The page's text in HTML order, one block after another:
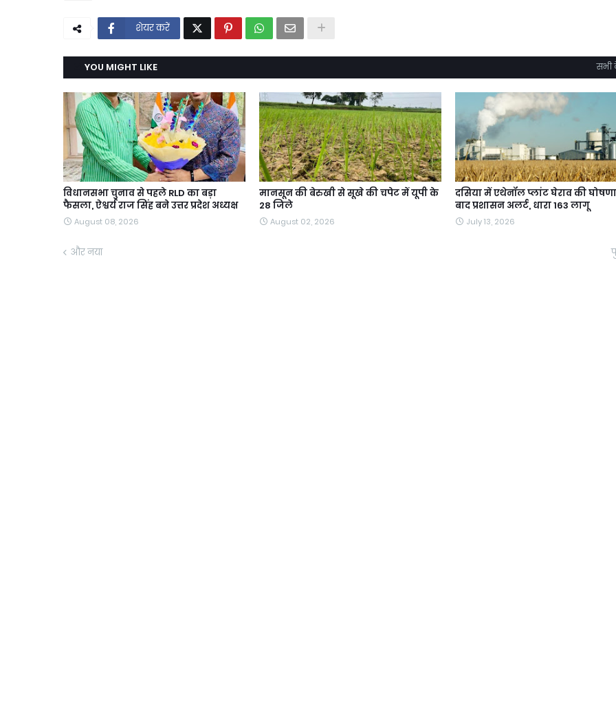
शेयर करें
YOU MIGHT LIKE सभी
विधानसभा चुनाव से पहले RLD का बड़ा
फैसला, ऐश्वर्य राज सिंह बने उत्तर प्रदेश अध्यक्ष
August 08, 2026
मानसून की बेरुखी से सूखे की चपेट में यूपी के
28 जिले
August 02, 2026
दसिया में एथेनॉल प्लांट घेराव की
बाद प्रशासन अलर्ट, धारा 163 लागू
July 13, 2026
और नया